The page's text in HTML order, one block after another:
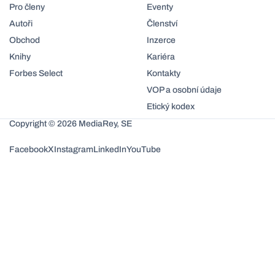
Pro členy
Autoři
Obchod
Knihy
Forbes Select
Eventy
Členství
Inzerce
Kariéra
Kontakty
VOP a osobní údaje
Etický kodex
Copyright © 2026 MediaRey, SE
FacebookXInstagramLinkedInYouTube